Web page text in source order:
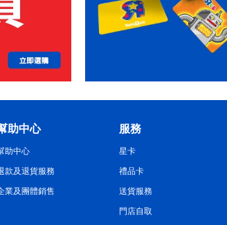
助中心
助中心
款及退貨服務
業及團體銷售
服務
星卡
禮品卡
送貨服務
門店自取